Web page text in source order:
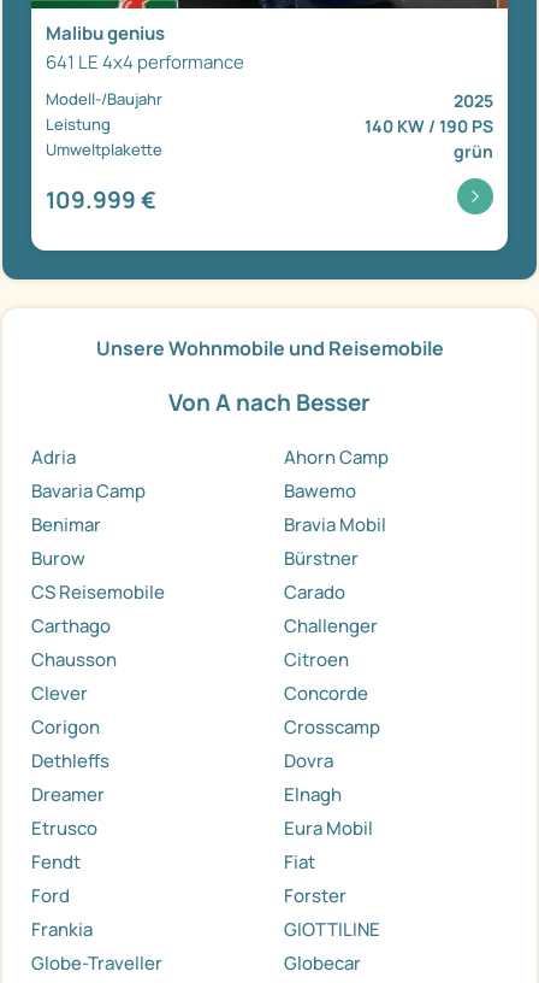
Malibu genius
641 LE 4x4 performance
Modell-/Baujahr 2025
Leistung 140 KW / 190 PS
Umweltplakette grün
109.999 €
Unsere Wohnmobile und Reisemobile
Von A nach Besser
Adria
Ahorn Camp
Bavaria Camp
Bawemo
Benimar
Bravia Mobil
Burow
Bürstner
CS Reisemobile
Carado
Carthago
Challenger
Chausson
Citroen
Clever
Concorde
Corigon
Crosscamp
Dethleffs
Dovra
Dreamer
Elnagh
Etrusco
Eura Mobil
Fendt
Fiat
Ford
Forster
Frankia
GIOTTILINE
Globe-Traveller
Globecar